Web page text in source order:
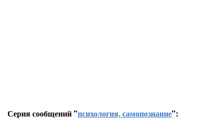
Серия сообщений "психология, самопознание":